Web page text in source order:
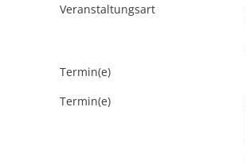
Veranstaltungsart
Termin(e)
Termin(e)